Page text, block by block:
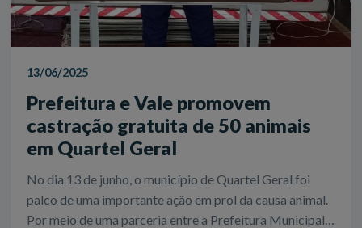
13/06/2025
Prefeitura e Vale promovem
castração gratuita de 50 animais
em Quartel Geral
No dia 13 de junho, o município de Quartel Geral foi
palco de uma importante ação em prol da causa animal.
Por meio de uma parceria entre a Prefeitura Municipal,